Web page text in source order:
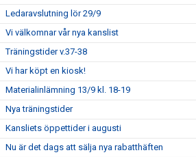
Ledaravslutning lör 29/9
Vi välkomnar vår nya kanslist
Träningstider v.37-38
Vi har köpt en kiosk!
Materialinlämning 13/9 kl. 18-19
Nya träningstider
Kansliets öppettider i augusti
Nu är det dags att sälja nya rabatthäften